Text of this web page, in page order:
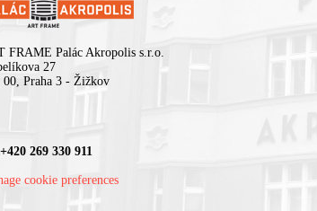
FRAME Palác Akropolis s.r.o.
27
00, Praha 3 - Žižkov
269 330 911
cookie preferences